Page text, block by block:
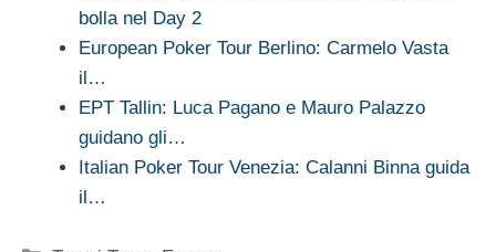
bolla nel Day 2
European Poker Tour Berlino: Carmelo Vasta
il…
EPT Tallin: Luca Pagano e Mauro Palazzo
guidano gli…
Italian Poker Tour Venezia: Calanni Binna guida
il…